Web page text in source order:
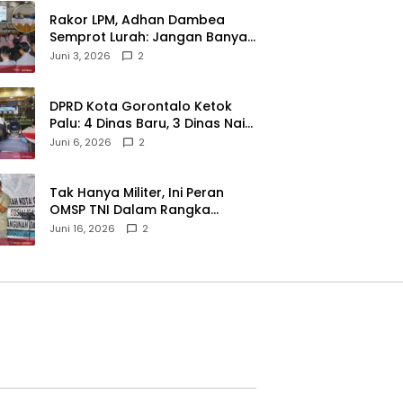
‎Rakor LPM, Adhan Dambea
Semprot Lurah: Jangan Banyak
Gaya!‎
Juni 3, 2026 2
‎DPRD Kota Gorontalo Ketok
Palu: 4 Dinas Baru, 3 Dinas Naik
Kelas
Juni 6, 2026 2
‎Tak Hanya Militer, Ini Peran
OMSP TNI Dalam Rangka
Mendukung Pembangunan
Juni 16, 2026 2